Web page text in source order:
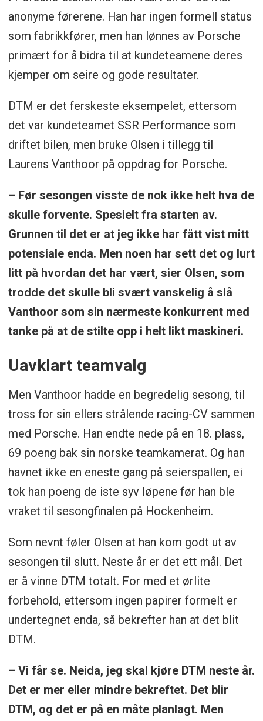
anonyme førerene. Han har ingen formell status
som fabrikkfører, men han lønnes av Porsche
primært for å bidra til at kundeteamene deres
kjemper om seire og gode resultater.
DTM er det ferskeste eksempelet, ettersom
det var kundeteamet SSR Performance som
driftet bilen, men bruke Olsen i tillegg til
Laurens Vanthoor på oppdrag for Porsche.
– Før sesongen visste de nok ikke helt hva de
skulle forvente. Spesielt fra starten av.
Grunnen til det er at jeg ikke har fått vist mitt
potensiale enda. Men noen har sett det og lurt
litt på hvordan det har vært, sier Olsen, som
trodde det skulle bli svært vanskelig å slå
Vanthoor som sin nærmeste konkurrent med
tanke på at de stilte opp i helt likt maskineri.
Uavklart teamvalg
Men Vanthoor hadde en begredelig sesong, til
tross for sin ellers strålende racing-CV sammen
med Porsche. Han endte nede på en 18. plass,
69 poeng bak sin norske teamkamerat. Og han
havnet ikke en eneste gang på seierspallen, ei
tok han poeng de iste syv løpene før han ble
vraket til sesongfinalen på Hockenheim.
Som nevnt føler Olsen at han kom godt ut av
sesongen til slutt. Neste år er det ett mål. Det
er å vinne DTM totalt. For med et ørlite
forbehold, ettersom ingen papirer formelt er
undertegnet enda, så bekrefter han at det blit
DTM.
– Vi får se. Neida, jeg skal kjøre DTM neste år.
Det er mer eller mindre bekreftet. Det blir
DTM, og det er på en måte planlagt. Men